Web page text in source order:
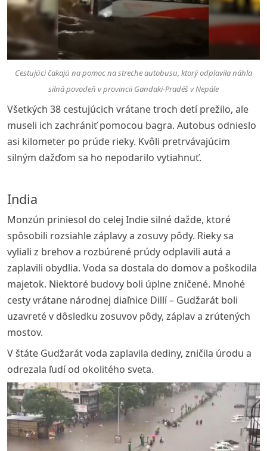
Cestujúci čakajú na pomoc na streche autobusu, ktorý odplavila náhla
silná povodeň v provincii Gandaki-Pradéš v Nepále
Všetkých 38 cestujúcich vrátane troch detí prežilo, ale
museli ich zachrániť pomocou bagra. Autobus odnieslo
asi kilometer po prúde rieky. Kvôli pretrvávajúcim
silným dažďom sa ho nepodarilo vytiahnuť.
India
Monzún priniesol do celej Indie silné dažde, ktoré
spôsobili rozsiahle záplavy a zosuvy pôdy. Rieky sa
vyliali z brehov a rozbúrené prúdy odplavili autá a
zaplavili obydlia. Voda sa dostala do domov a poškodila
majetok. Niektoré budovy boli úplne zničené. Mnohé
cesty vrátane národnej diaľnice Dillí – Gudžarát boli
uzavreté v dôsledku zosuvov pôdy, záplav a zrútených
mostov.
V štáte Gudžarát voda zaplavila dediny, zničila úrodu a
odrezala ľudí od okolitého sveta.